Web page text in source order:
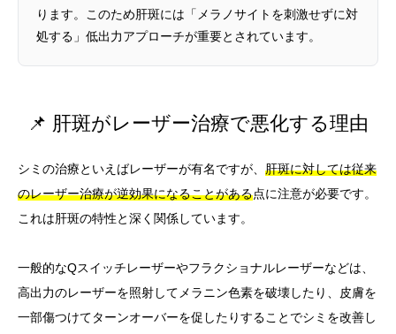
ります。このため肝斑には「メラノサイトを刺激せずに対
処する」低出力アプローチが重要とされています。
📌 肝斑がレーザー治療で悪化する理由
シミの治療といえばレーザーが有名ですが、 肝斑に対しては従来
のレーザー治療が逆効果になることがある点に注意が必要です。
これは肝斑の特性と深く関係しています。
一般的なQスイッチレーザーやフラクショナルレーザーなどは、
高出力のレーザーを照射してメラニン色素を破壊したり、皮膚を
一部傷つけてターンオーバーを促したりすることでシミを改善し